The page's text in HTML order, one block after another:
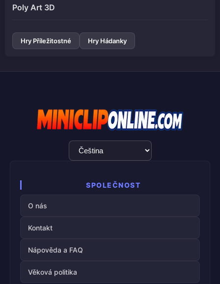
Poly Art 3D
Hry Příležitostné Hry Hádanky
Výběr
jazyka
SPOLEČNOST
O nás
Kontakt
Nápověda a FAQ
Věková politika